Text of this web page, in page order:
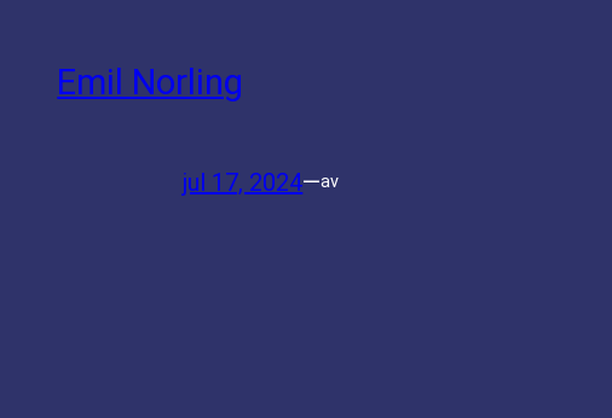
Emil Norling
jul 17, 2024—av